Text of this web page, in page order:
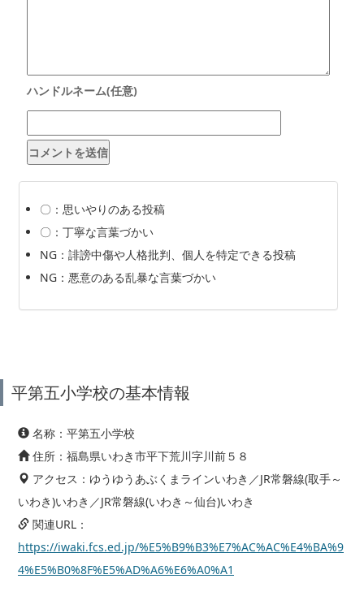
〇：思いやりのある投稿
〇：丁寧な言葉づかい
NG：誹謗中傷や人格批判、個人を特定できる投稿
NG：悪意のある乱暴な言葉づかい
平第五小学校の基本情報
名称：平第五小学校
住所：福島県いわき市平下荒川字川前５８
アクセス：ゆうゆうあぶくまラインいわき／JR常磐線(取手～
いわき)いわき／JR常磐線(いわき～仙台)いわき
関連URL：
https://iwaki.fcs.ed.jp/%E5%B9%B3%E7%AC%AC%E4%BA%9
4%E5%B0%8F%E5%AD%A6%E6%A0%A1